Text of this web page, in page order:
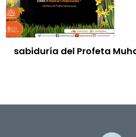
sabiduría del Profeta